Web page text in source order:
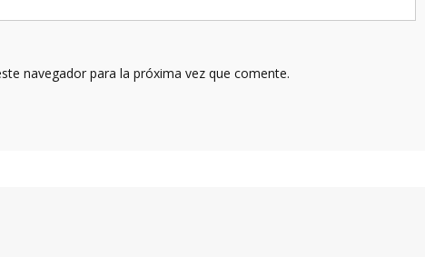
navegador para la próxima vez que comente.